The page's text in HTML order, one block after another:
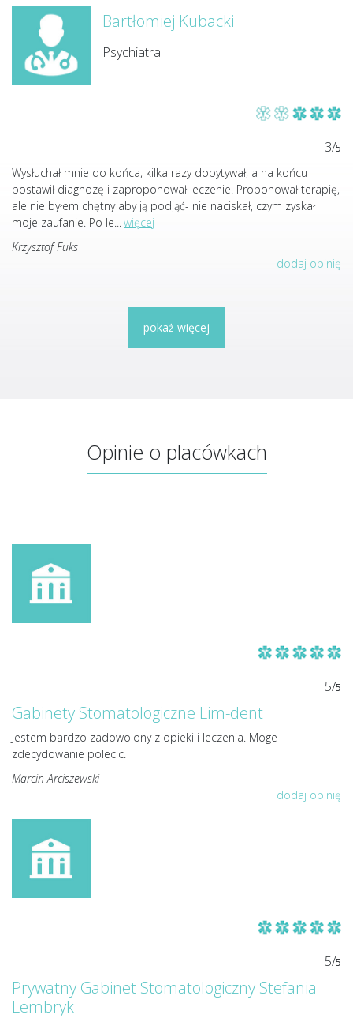
Bartłomiej Kubacki
Psychiatra
3/5
Wysłuchał mnie do końca, kilka razy dopytywał, a na końcu
postawił diagnozę i zaproponował leczenie. Proponował terapię,
ale nie byłem chętny aby ją podjąć- nie naciskał, czym zyskał
moje zaufanie. Po le...więcej
Krzysztof Fuks
dodaj opinię
pokaż więcej
Opinie o placówkach
5/5
Gabinety Stomatologiczne Lim-dent
Jestem bardzo zadowolony z opieki i leczenia. Moge
zdecydowanie polecic.
Marcin Arciszewski
dodaj opinię
5/5
Prywatny Gabinet Stomatologiczny Stefania
Lembryk